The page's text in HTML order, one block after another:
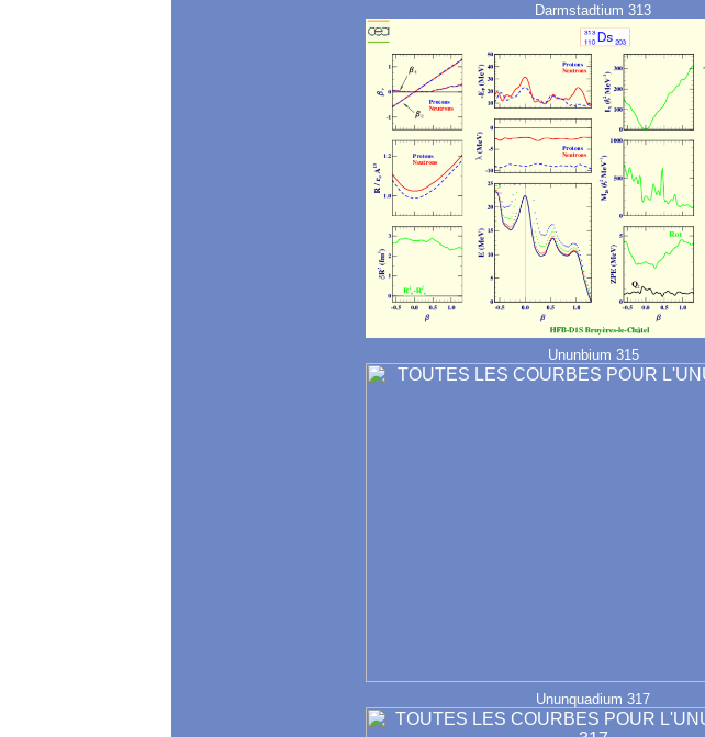
Darmstadtium 313
Ununbium 315
Ununquadium 317